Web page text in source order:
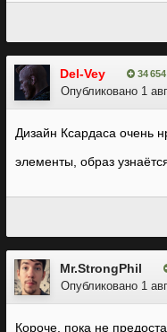
Del-Vey 34 654
Опубликовано 1
Дизайн Ксардаса очень
элементы, образ
Mr.StrongPhil
Опубликовано 1
Короче, пока не